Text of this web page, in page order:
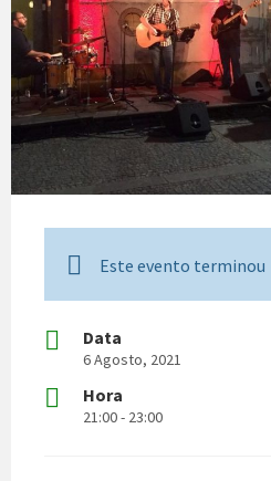
Este evento terminou
Data
6 Agosto, 2021
Hora
21:00 - 23:00